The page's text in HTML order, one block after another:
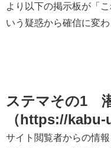
より以下の掲示板が「
いう疑惑から確信に変わ
ステマその1
（https://kabu-
サイト閲覧者からの情